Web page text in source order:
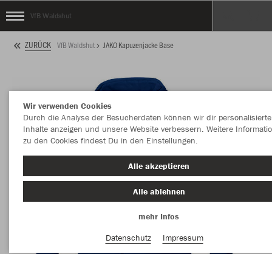
VfB Waldshut
ZURÜCK VfB Waldshut JAKO Kapuzenjacke Base
Wir verwenden Cookies
Durch die Analyse der Besucherdaten können wir dir personalisierte
Inhalte anzeigen und unsere Website verbessern. Weitere
zu den Cookies findest Du in den Einstellungen.
Alle akzeptieren
Alle ablehnen
mehr Infos
Datenschutz
Impressum